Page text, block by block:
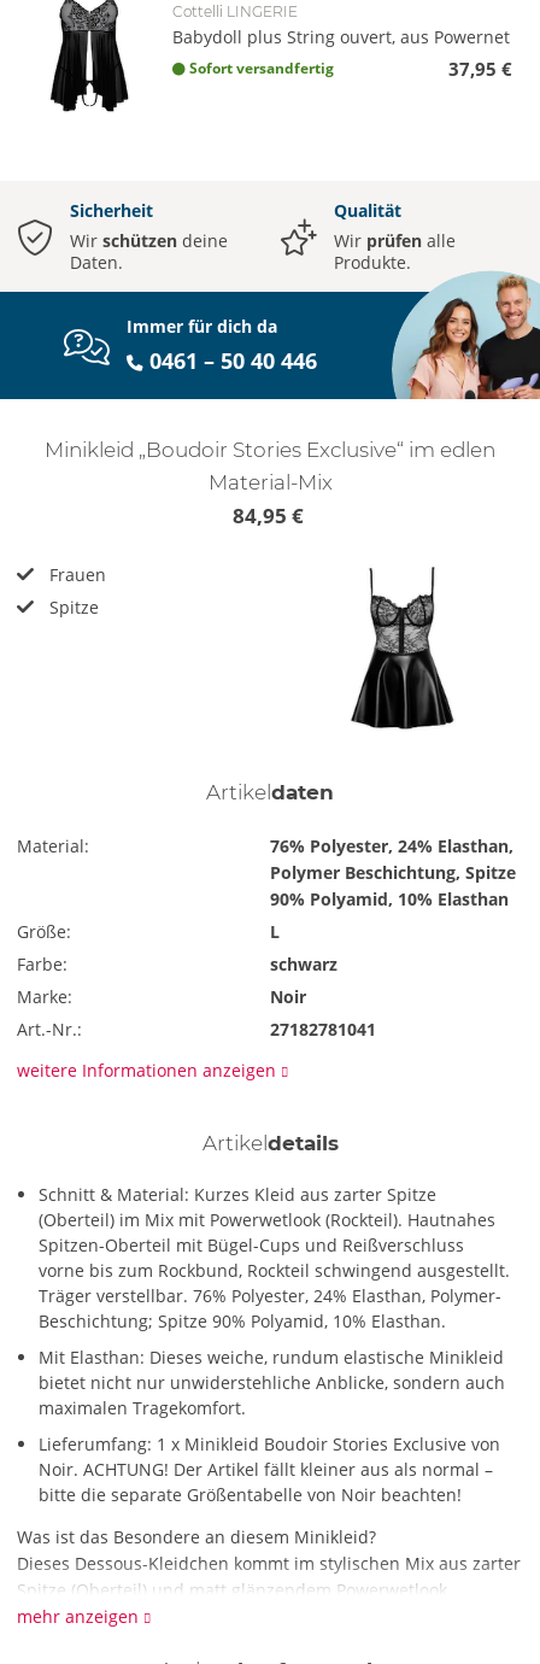
Cottelli LINGERIE
Babydoll plus String ouvert, aus Powernet
Sofort versandfertig 37,95 €
Sicherheit
Wir schützen deine
Daten.
Qualität
Wir prüfen alle
Produkte.
Immer für dich da
0461 – 50 40 446
Minikleid „Boudoir Stories Exclusive“ im edlen
Material-Mix
84,95 €
Frauen
Spitze
Artikeldaten
Material:
76% Polyester, 24% Elasthan,
Polymer Beschichtung, Spitze
90% Polyamid, 10% Elasthan
Größe:
L
Farbe:
schwarz
Marke:
Noir
Art.-Nr.:
27182781041
weitere Informationen anzeigen
Artikeldetails
Schnitt & Material: Kurzes Kleid aus zarter Spitze
(Oberteil) im Mix mit Powerwetlook (Rockteil). Hautnahes
Spitzen-Oberteil mit Bügel-Cups und Reißverschluss
vorne bis zum Rockbund, Rockteil schwingend ausgestellt.
Träger verstellbar. 76% Polyester, 24% Elasthan, Polymer-
Beschichtung; Spitze 90% Polyamid, 10% Elasthan.
Mit Elasthan: Dieses weiche, rundum elastische Minikleid
bietet nicht nur unwiderstehliche Anblicke, sondern auch
maximalen Tragekomfort.
Lieferumfang: 1 x Minikleid Boudoir Stories Exclusive von
Noir. ACHTUNG! Der Artikel fällt kleiner aus als normal –
bitte die separate Größentabelle von Noir beachten!
Was ist das Besondere an diesem Minikleid?
Dieses Dessous-Kleidchen kommt im stylischen Mix aus zarter
Spitze (Oberteil) und matt glänzendem Powerwetlook
(Rockteil) daher und garantiert dir einen höchst
mehr anzeigen